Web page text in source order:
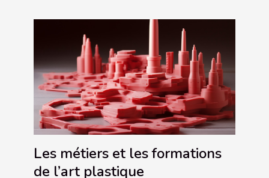
Les métiers et les formations
de l’art plastique